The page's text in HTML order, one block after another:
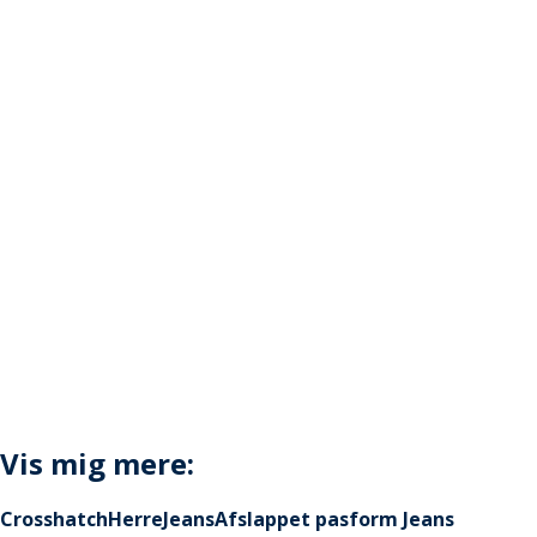
Vis mig mere:
CrosshatchHerreJeansAfslappet pasform Jeans